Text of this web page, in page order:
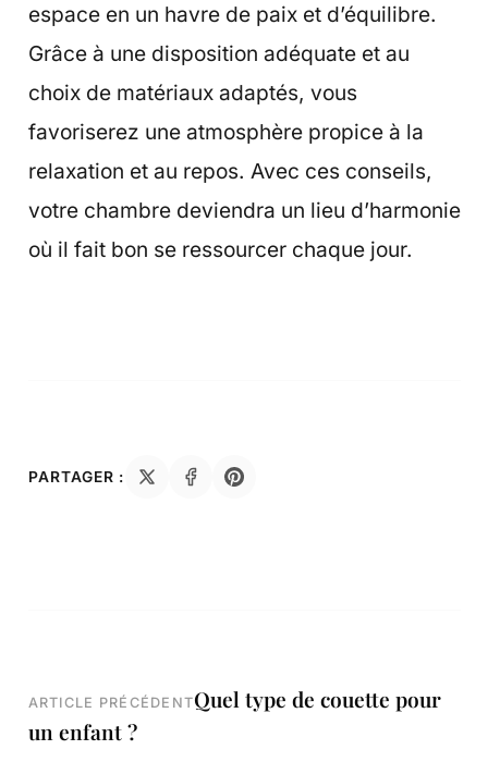
espace en un havre de paix et d’équilibre.
Grâce à une disposition adéquate et au
choix de matériaux adaptés, vous
favoriserez une atmosphère propice à la
relaxation et au repos. Avec ces conseils,
votre chambre deviendra un lieu d’harmonie
où il fait bon se ressourcer chaque jour.
PARTAGER :
Navigation
de
ARTICLE PRÉCÉDENTQuel type de couette pour
un enfant ?